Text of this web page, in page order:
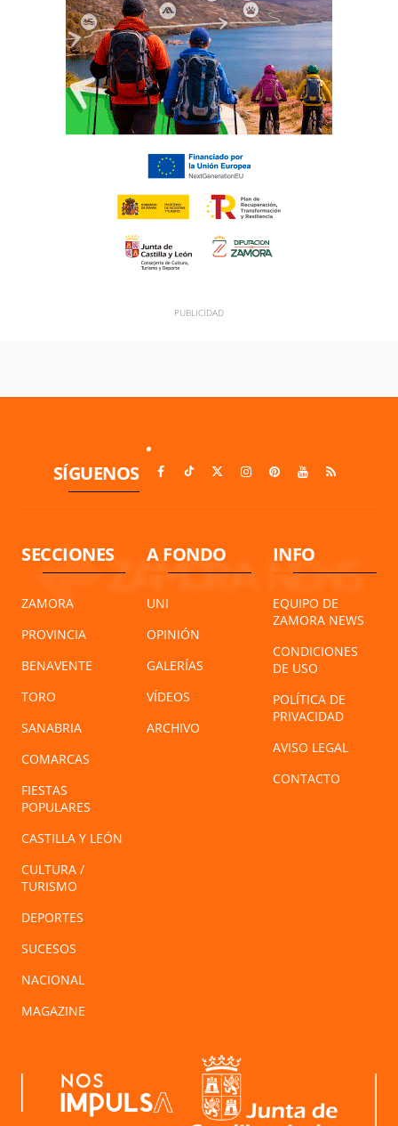
SÍGUENOS
SECCIONES
ZAMORA
PROVINCIA
BENAVENTE
TORO
SANABRIA
COMARCAS
FIESTAS
POPULARES
CASTILLA Y LEÓN
CULTURA /
TURISMO
DEPORTES
SUCESOS
NACIONAL
MAGAZINE
A FONDO
UNI
OPINIÓN
GALERÍAS
VÍDEOS
ARCHIVO
INFO
EQUIPO DE
ZAMORA NEWS
CONDICIONES
DE USO
POLÍTICA DE
PRIVACIDAD
AVISO LEGAL
CONTACTO